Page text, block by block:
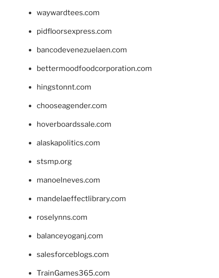
waywardtees.com
pidfloorsexpress.com
bancodevenezuelaen.com
bettermoodfoodcorporation.com
hingstonnt.com
chooseagender.com
hoverboardssale.com
alaskapolitics.com
stsmp.org
manoelneves.com
mandelaeffectlibrary.com
roselynns.com
balanceyoganj.com
salesforceblogs.com
TrainGames365.com